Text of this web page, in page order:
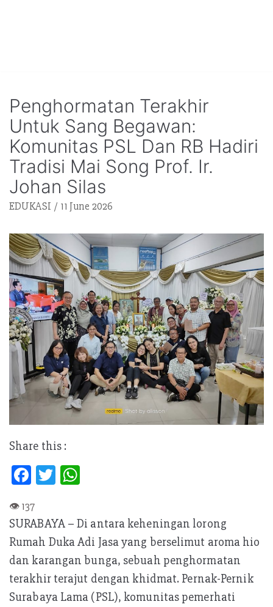
Penghormatan Terakhir
Untuk Sang Begawan:
Komunitas PSL Dan RB Hadiri
Tradisi Mai Song Prof. Ir.
Johan Silas
EDUKASI 11 June 2026
Share this :
Fa
b
oo
k
T
itt
er
at
s
A
p
p
SURABAYA – Di antara keheningan lorong
Rumah Duka Adi Jasa yang berselimut aroma hio
dan karangan bunga, sebuah penghormatan
terakhir terajut dengan khidmat. Pernak-Pernik
Surabaya Lama (PSL), komunitas pemerhati